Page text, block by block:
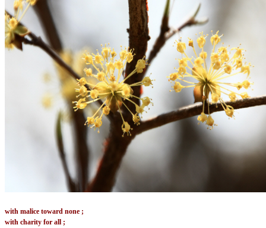
with malice toward none ;
with charity for all ;